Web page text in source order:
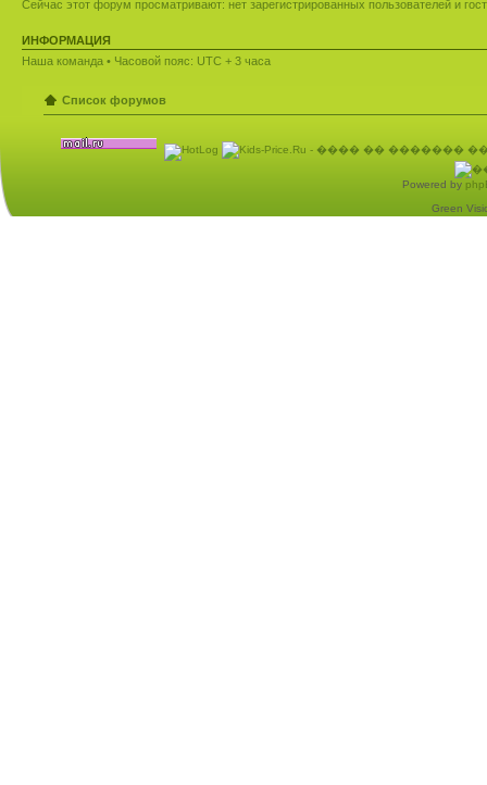
Сейчас этот форум просматривают: нет зарегистрированных пользователей и
ИНФОРМАЦИЯ
Наша команда • Часовой пояс: UTC + 3 часа
Список форумов
Powered by
Green